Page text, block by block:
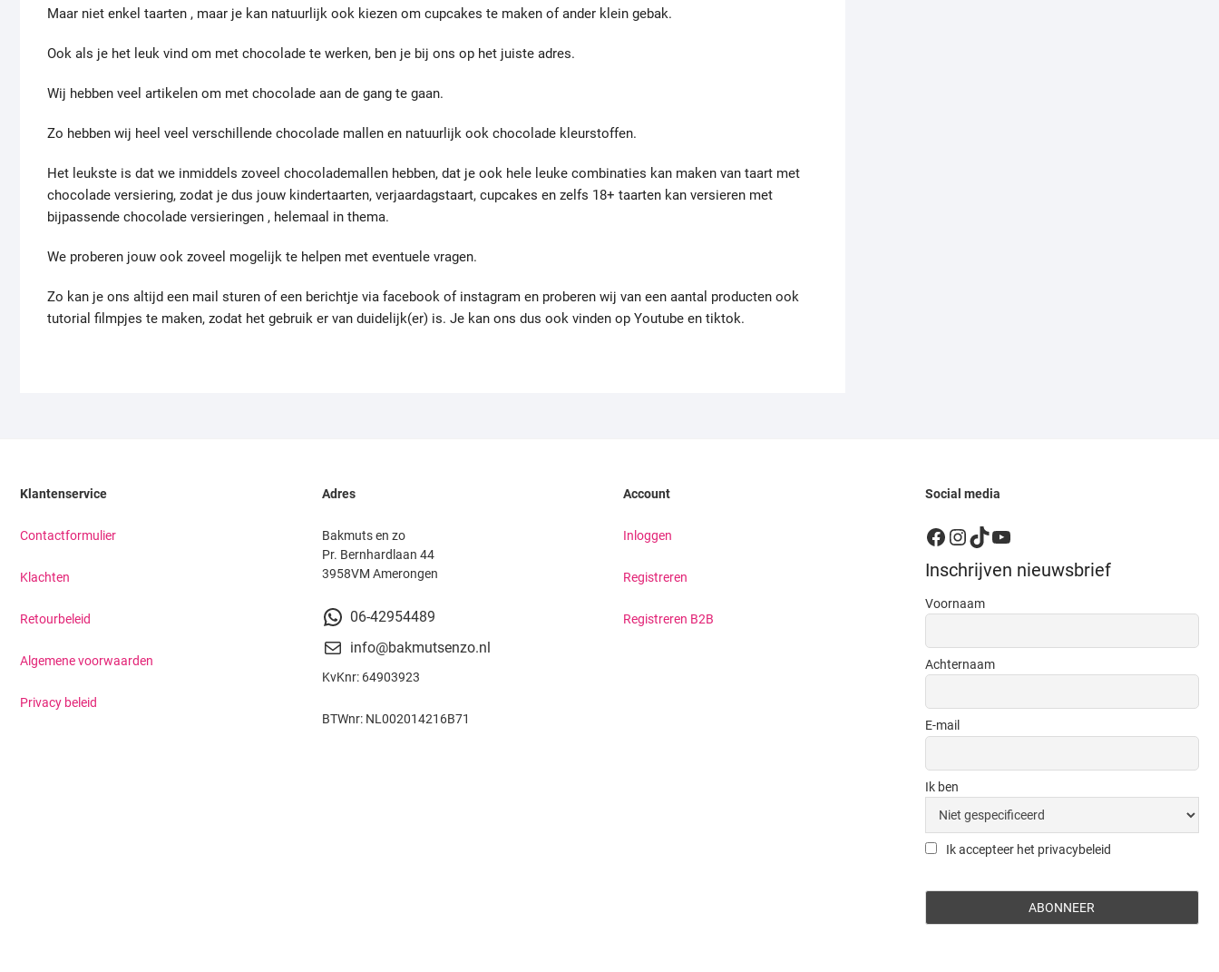
Maar niet enkel taarten , maar je kan natuurlijk ook kiezen om cupcakes te maken of ander klein gebak.
Ook als je het leuk vind om met chocolade te werken, ben je bij ons op het juiste adres.
Wij hebben veel artikelen om met chocolade aan de gang te gaan.
Zo hebben wij heel veel verschillende chocolade mallen en natuurlijk ook chocolade kleurstoffen.
Het leukste is dat we inmiddels zoveel chocolademallen hebben, dat je ook hele leuke combinaties kan maken van taart met
chocolade versiering, zodat je dus jouw kindertaarten, verjaardagstaart, cupcakes en zelfs 18+ taarten kan versieren met
bijpassende chocolade versieringen , helemaal in thema.
We proberen jouw ook zoveel mogelijk te helpen met eventuele vragen.
Zo kan je ons altijd een mail sturen of een berichtje via facebook of instagram en proberen wij van een aantal producten ook
tutorial filmpjes te maken, zodat het gebruik er van duidelijk(er) is. Je kan ons dus ook vinden op Youtube en tiktok.
Klantenservice
Contactformulier
Klachten
Retourbeleid
Algemene voorwaarden
Privacy beleid
Adres
Bakmuts en zo
Pr. Bernhardlaan 44
3958VM Amerongen
06-42954489
info@bakmutsenzo.nl
KvKnr: 64903923
BTWnr: NL002014216B71
Account
Inloggen
Registreren
Registreren B2B
Social media
Facebook
Instagram
TikTok
YouTube
Inschrijven nieuwsbrief
Voornaam
Achternaam
E-mail
Ik ben
Ik accepteer het privacybeleid